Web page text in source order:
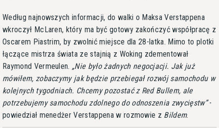
Według najnowszych informacji, do walki o Maksa Verstappena
wkroczył McLaren, który ma być gotowy zakończyć współpracę z
Oscarem Piastrim, by zwolnić miejsce dla 28-latka. Mimo to plotki
łączące mistrza świata ze stajnią z Woking zdementował
Raymond Vermeulen.
Nie było żadnych negocjacji. Jak już
mówiłem, zobaczymy jak będzie przebiegał rozwój samochodu w
kolejnych tygodniach. Chcemy pozostać z Red Bullem, ale
potrzebujemy samochodu zdolnego do odnoszenia zwycięstw -
powiedział menedżer Verstappena w rozmowie z Bildem.